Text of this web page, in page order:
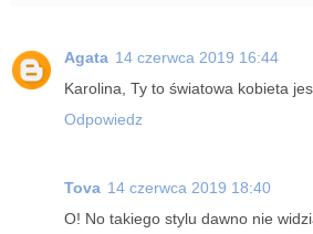
Agata 14 czerwca 2019 16:44
Karolina, Ty to światowa kobieta
Odpowiedz
Tova 14 czerwca 2019 18:40
O! No takiego stylu dawno nie